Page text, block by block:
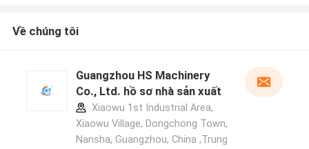
Về chúng tôi
Guangzhou HS Machinery
Co., Ltd. hồ sơ nhà sản xuất
Xiaowu 1st Industrial Area,
Xiaowu Village, Dongchong Town,
Nansha, Guangzhou, China ,Trung